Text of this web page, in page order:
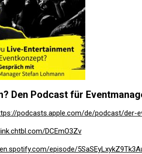
Den Podcast für
podcasts.apple.com/de/podcast/der-
DCEmO3Zv
episode/